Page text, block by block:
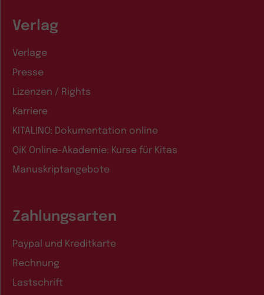
Verlag
Verlage
Presse
Lizenzen / Rights
Karriere
KITALINO: Dokumentation online
QiK Online-Akademie: Kurse für Kitas
Manuskriptangebote
Zahlungsarten
Paypal und Kreditkarte
Rechnung
Lastschrift